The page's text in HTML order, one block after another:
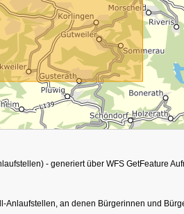
- generiert über WFS GetFeature
Anlaufstellen, an denen Bürgerinnen und